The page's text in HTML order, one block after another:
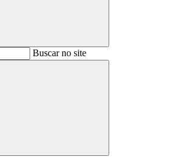
BuscarBuscar no site
Buscar